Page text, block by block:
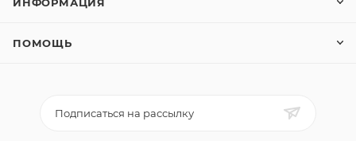
ИНФОРМАЦИЯ
ПОМОЩЬ
Подписаться на рассылку